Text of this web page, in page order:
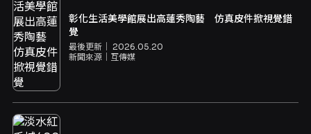
彰化生活美學館展出高蓮秀陶藝 仿真皮件掀視覺錯
覺
最後更新｜ 2026.05.20
新聞來源｜ 互傳媒